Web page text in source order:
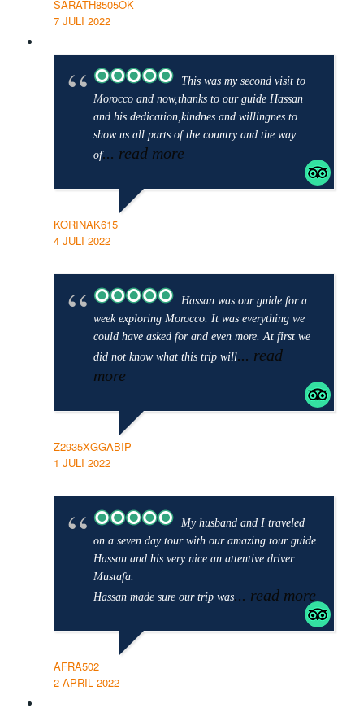
SARATH8505OK
7 JULI 2022
This was my second visit to
Morocco and now,thanks to our guide Hassan
and his dedication,kindnes and willingnes to
show us all parts of the country and the way
of... read more
KORINAK615
4 JULI 2022
Hassan was our guide for a
week exploring Morocco. It was everything we
could have asked for and even more. At first we
did not know what this trip will... read
more
Z2935XGGABIP
1 JULI 2022
My husband and I traveled
on a seven day tour with our amazing tour guide
Hassan and his very nice an attentive driver
Mustafa.
Hassan made sure our trip was... read more
AFRA502
2 APRIL 2022